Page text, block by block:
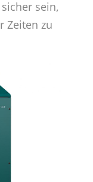
sein,
Zeiten zu